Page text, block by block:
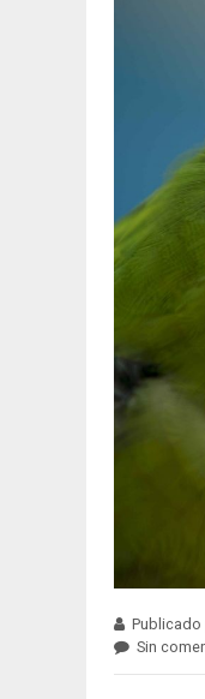
Publicado
Sin